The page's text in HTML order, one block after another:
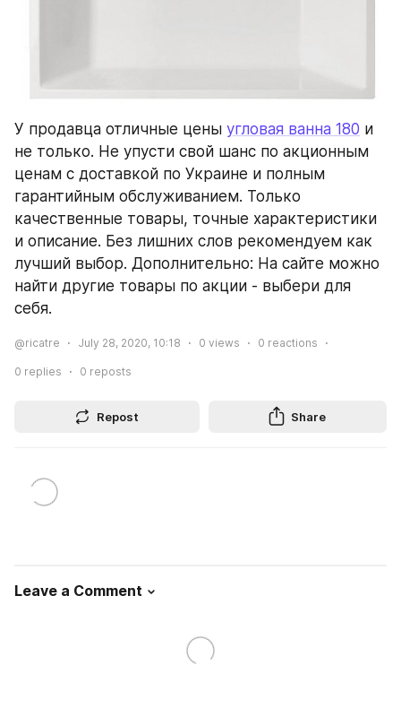
У продавца отличные цены угловая ванна 180 и
не только. Не упусти свой шанс по акционным
ценам с доставкой по Украине и полным
гарантийным обслуживанием. Только
качественные товары, точные характеристики
и описание. Без лишних слов рекомендуем как
лучший выбор. Дополнительно: На сайте можно
найти другие товары по акции - выбери для
себя.
@ricatre July 28, 2020, 10:18 0 views 0 reactions
0 replies 0 reposts
Repost Share
Leave a Comment